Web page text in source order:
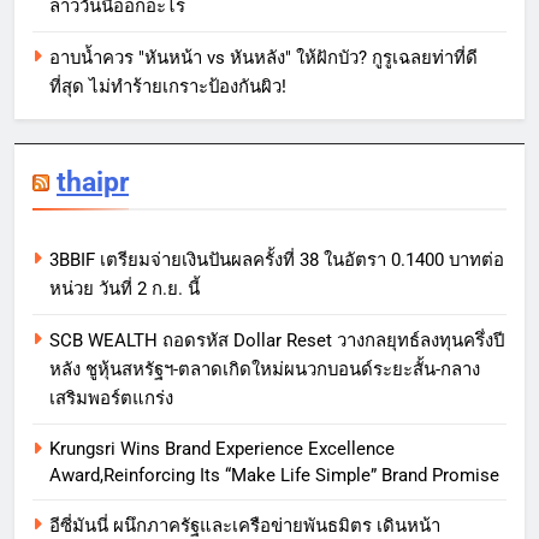
ลาววันนี้ออกอะไร
อาบน้ำควร "หันหน้า vs หันหลัง" ให้ฝักบัว? กูรูเฉลยท่าที่ดี
ที่สุด ไม่ทำร้ายเกราะป้องกันผิว!
thaipr
3BBIF เตรียมจ่ายเงินปันผลครั้งที่ 38 ในอัตรา 0.1400 บาทต่อ
หน่วย วันที่ 2 ก.ย. นี้
SCB WEALTH ถอดรหัส Dollar Reset วางกลยุทธ์ลงทุนครึ่งปี
หลัง ชูหุ้นสหรัฐฯ-ตลาดเกิดใหม่ผนวกบอนด์ระยะสั้น-กลาง
เสริมพอร์ตแกร่ง
Krungsri Wins Brand Experience Excellence
Award,Reinforcing Its “Make Life Simple” Brand Promise
อีซี่มันนี่ ผนึกภาครัฐและเครือข่ายพันธมิตร เดินหน้า